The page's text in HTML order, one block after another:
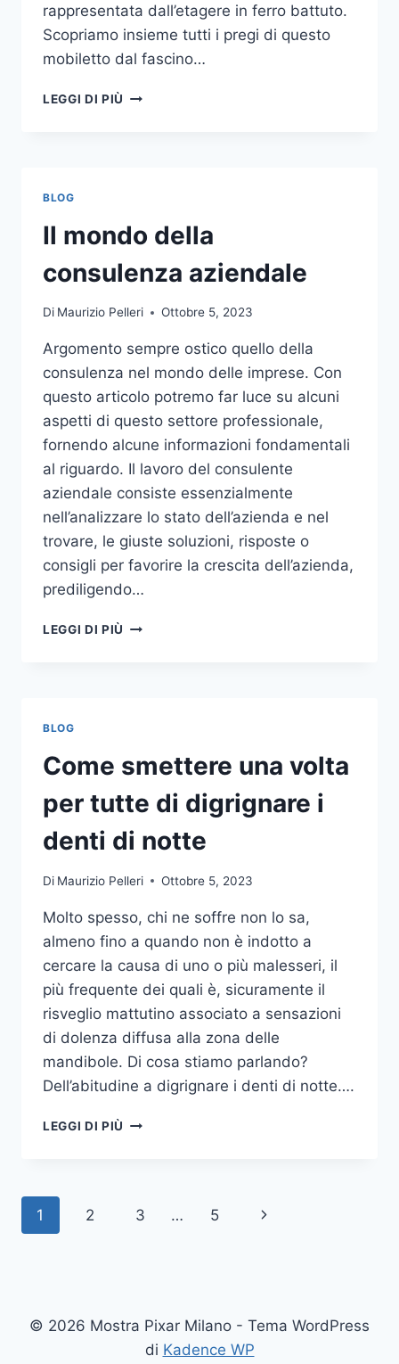
rappresentata dall’etagere in ferro battuto.
Scopriamo insieme tutti i pregi di questo
mobiletto dal fascino…
LEGGI DI PIÙ ETAGERE
PER
L’ARREDO
GIARDINO
BLOG
Il mondo della
consulenza aziendale
Di Maurizio Pelleri Ottobre 5, 2023
Argomento sempre ostico quello della
consulenza nel mondo delle imprese. Con
questo articolo potremo far luce su alcuni
aspetti di questo settore professionale,
fornendo alcune informazioni fondamentali
al riguardo. Il lavoro del consulente
aziendale consiste essenzialmente
nell’analizzare lo stato dell’azienda e nel
trovare, le giuste soluzioni, risposte o
consigli per favorire la crescita dell’azienda,
prediligendo…
LEGGI DI PIÙ IL
BLOG
Come smettere una volta
per tutte di digrignare i
denti di notte
Di Maurizio Pelleri Ottobre 5, 2023
Molto spesso, chi ne soffre non lo sa,
almeno fino a quando non è indotto a
cercare la causa di uno o più malesseri, il
più frequente dei quali è, sicuramente il
risveglio mattutino associato a sensazioni
di dolenza diffusa alla zona delle
mandibole. Di cosa stiamo parlando?
Dell’abitudine a digrignare i denti di notte….
LEGGI DI PIÙ COME
TUTTE
NOTTE
Navigazione
1 2 3 … 5
Pagina
© 2026 Mostra Pixar Milano - Tema WordPress
di Kadence WP